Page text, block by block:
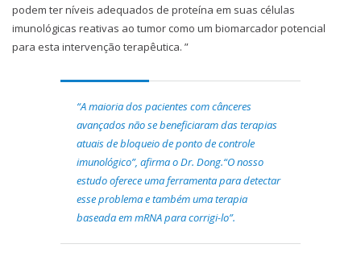
podem ter níveis adequados de proteína em suas células
imunológicas reativas ao tumor como um biomarcador potencial
para esta intervenção terapêutica. ”
“A maioria dos pacientes com cânceres
avançados não se beneficiaram das terapias
atuais de bloqueio de ponto de controle
imunológico”, afirma o Dr. Dong.“O nosso
estudo oferece uma ferramenta para detectar
esse problema e também uma terapia
baseada em mRNA para corrigi-lo”.